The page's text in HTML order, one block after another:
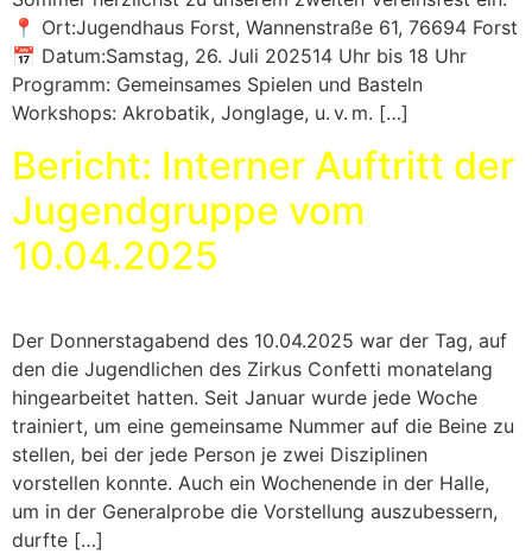
📍 Ort:Jugendhaus Forst, Wannenstraße 61, 76694 Forst
📅 Datum:Samstag, 26. Juli 202514 Uhr bis 18 Uhr
Programm: Gemeinsames Spielen und Basteln
Workshops: Akrobatik, Jonglage, u. v. m. […]
Bericht: Interner Auftritt der
Jugendgruppe vom
10.04.2025
Der Donnerstagabend des 10.04.2025 war der Tag, auf
den die Jugendlichen des Zirkus Confetti monatelang
hingearbeitet hatten. Seit Januar wurde jede Woche
trainiert, um eine gemeinsame Nummer auf die Beine zu
stellen, bei der jede Person je zwei Disziplinen
vorstellen konnte. Auch ein Wochenende in der Halle,
um in der Generalprobe die Vorstellung auszubessern,
durfte […]